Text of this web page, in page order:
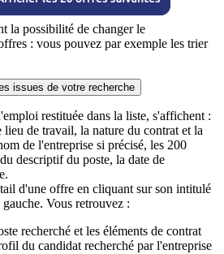
la possibilité de changer le
: vous pouvez par exemple les trier
issues de votre recherche
restituée dans la liste, s'affichent :
de travail, la nature du contrat et la
de l'entreprise si précisé, les 200
descriptif du poste, la date de
d'une offre en cliquant sur son intitulé
Vous retrouvez :
recherché et les éléments de contrat
du candidat recherché par l'entreprise